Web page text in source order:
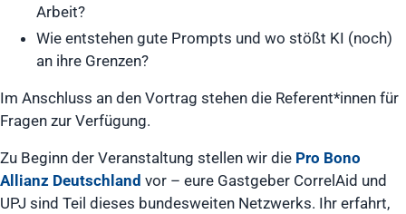
Arbeit?
Wie entstehen gute Prompts und wo stößt KI (noch)
an ihre Grenzen?
Im Anschluss an den Vortrag stehen die Referent*innen für
Fragen zur Verfügung.
Zu Beginn der Veranstaltung stellen wir die Pro Bono
Allianz Deutschland vor – eure Gastgeber CorrelAid und
UPJ sind Teil dieses bundesweiten Netzwerks. Ihr erfahrt,